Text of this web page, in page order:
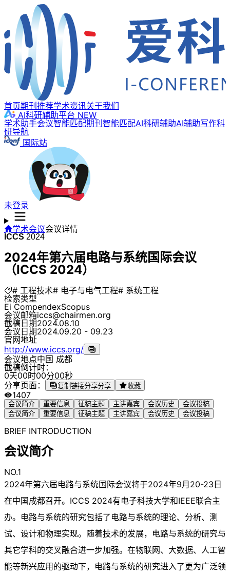
首页期刊推荐学术资讯关于我们
AI科研辅助平台 NEW
学术助手会议智能匹配期刊智能匹配AI科研辅助AI辅助写作科
研导航
国际站
未登录
学术会议会议详情
ICCS 2024
2024年第六届电路与系统国际会议
（ICCS 2024）
# 工程技术# 电子与电气工程# 系统工程
检索类型
Ei CompendexScopus
会议邮箱iccs@chairmen.org
截稿日期2024.08.10
会议日期2024.09.20 - 09.23
官网地址
http://www.iccs.org/
会议地点中国 成都
截稿倒计时：
0天00时00分00秒
分享页面：
复制链接分享分享 收藏
1407
会议简介 重要信息 征稿主题 主讲嘉宾 会议历史
会议投稿
会议简介
重要信息 征稿主题 主讲嘉宾 会议历史 会议投稿
BRIEF INTRODUCTION
会议简介
NO.1
2024年第六届电路与系统国际会议将于2024年9月20-23日
在中国成都召开。ICCS 2024有电子科技大学和IEEE联合主
办。电路与系统的研究包括了电路与系统的理论、分析、测
试、设计和物理实现。随着技术的发展，电路与系统的研究与
其它学科的交叉融合进一步加强。在物联网、大数据、人工智
能等新兴应用的驱动下，电路与系统的研究进入了更为广泛领